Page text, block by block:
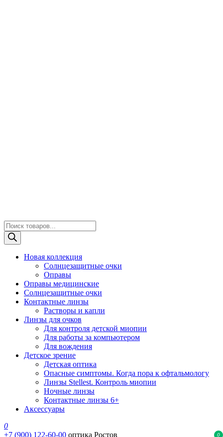
Поиск
товаров
Новая коллекция
Солнцезащитные очки
Оправы
Оправы медицинские
Солнцезащитные очки
Контактные линзы
Растворы и капли
Линзы для очков
Для контроля детской миопии
Для работы за компьютером
Для вождения
Детское зрение
Детская оптика
Опасные симптомы. Когда пора к офтальмологу
Линзы Stellest. Контроль миопии
Ночные линзы
Контактные линзы 6+
Аксессуары
0
0
+7 (900) 122-60-00 оптика Ростов